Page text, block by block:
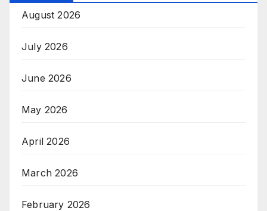
August 2026
July 2026
June 2026
May 2026
April 2026
March 2026
February 2026